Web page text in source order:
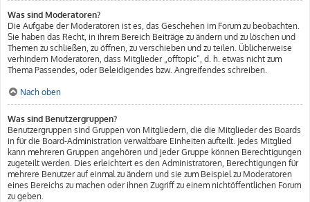
Was sind Moderatoren?
Die Aufgabe der Moderatoren ist es, das Geschehen im Forum zu beobachten.
Sie haben das Recht, in ihrem Bereich Beiträge zu ändern und zu löschen und
Themen zu schließen, zu öffnen, zu verschieben und zu teilen. Üblicherweise
verhindern Moderatoren, dass Mitglieder „offtopic“, d. h. etwas nicht zum
Thema Passendes, oder Beleidigendes bzw. Angreifendes schreiben.
Nach oben
Was sind Benutzergruppen?
Benutzergruppen sind Gruppen von Mitgliedern, die die Mitglieder des Boards
in für die Board-Administration verwaltbare Einheiten aufteilt. Jedes Mitglied
kann mehreren Gruppen angehören und jeder Gruppe können Berechtigungen
zugeteilt werden. Dies erleichtert es den Administratoren, Berechtigungen für
mehrere Benutzer auf einmal zu ändern und sie zum Beispiel zu Moderatoren
eines Bereichs zu machen oder ihnen Zugriff zu einem nichtöffentlichen Forum
zu geben.